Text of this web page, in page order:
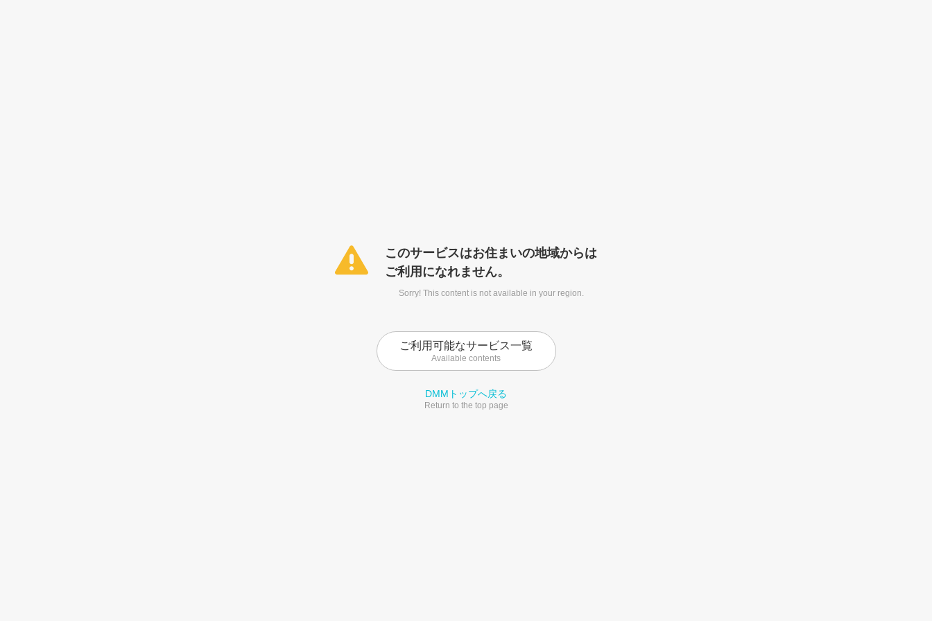
このサービスはお住まいの地域からは
ご利用になれません。
Sorry! This content is not available in your region.
ご利用可能なサービス一覧
Available contents
DMMトップへ戻る
Return to the top page